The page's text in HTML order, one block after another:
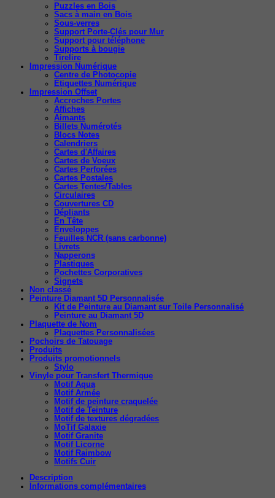
Puzzles en Bois
Sacs à main en Bois
Sous-verres
Support Porte-Clés pour Mur
Support pour téléphone
Supports à bougie
Tirelire
Impression Numérique
Centre de Photocopie
Étiquettes Numérique
Impression Offset
Accroches Portes
Affiches
Aimants
Billets Numérotés
Blocs Notes
Calendriers
Cartes d'Affaires
Cartes de Voeux
Cartes Perforées
Cartes Postales
Cartes Tentes/Tables
Circulaires
Couvertures CD
Dépliants
En Tête
Enveloppes
Feuilles NCR (sans carbonne)
Livrets
Napperons
Plastiques
Pochettes Corporatives
Signets
Non classé
Peinture Diamant 5D Personnalisée
Kit de Peinture au Diamant sur Toile Personnalisé
Peinture au Diamant 5D
Plaquette de Nom
Plaquettes Personnalisées
Pochoirs de Tatouage
Produits
Produits promotionnels
Stylo
Vinyle pour Transfert Thermique
Motif Aqua
Motif Armée
Motif de peinture craquelée
Motif de Teinture
Motif de textures dégradées
MoTif Galaxie
Motif Granite
Motif Licorne
Motif Raimbow
Motifs Cuir
Description
Informations complémentaires